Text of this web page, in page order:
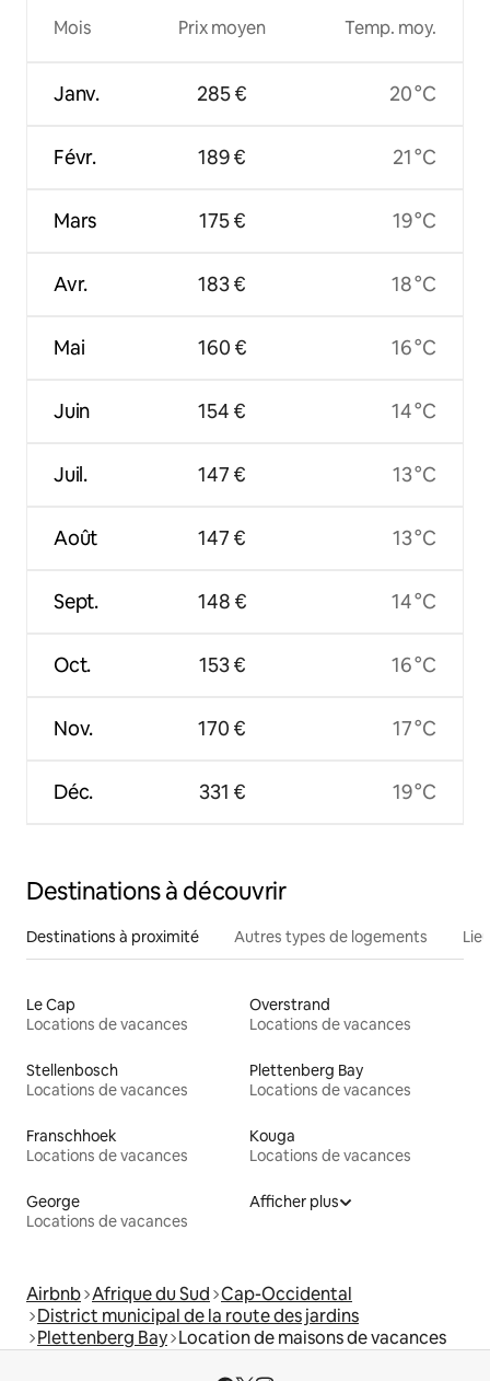
Mois
Janv.
Févr.
Mars
Avr.
Mai
Juin
Juil.
Août
Sept.
Oct.
Nov.
Déc.
Prix moyen
285 €
189 €
175 €
183 €
160 €
154 €
147 €
147 €
148 €
153 €
170 €
331 €
Temp. moy.
20 °C
21 °C
19 °C
18 °C
16 °C
14 °C
13 °C
13 °C
14 °C
16 °C
17 °C
19 °C
Destinations à découvrir
Destinations à proximité Autres types de logements
Le Cap
Locations de vacances
Overstrand
Locations de vacances
Stellenbosch
Locations de vacances
Plettenberg Bay
Locations de vacances
Franschhoek
Locations de vacances
Kouga
Locations de vacances
George
Locations de vacances
Afficher plus
Airbnb Afrique du Sud Cap-Occidental
District municipal de la route des jardins
Plettenberg Bay Location de maisons de vacances